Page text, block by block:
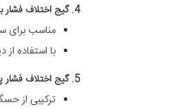
4. گیج اختلاف فشار با دیافراگم
مناسب برای
با استفاده
5. گیج اختلاف فشار پرشر ترنسدیوسری
ترکیبی از